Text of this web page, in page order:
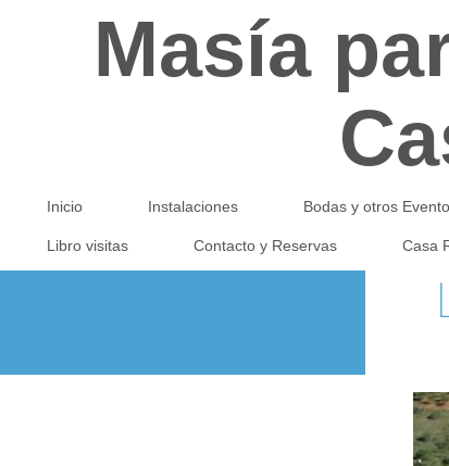
Masía
Inicio Instalaciones Bodas y otros
Libro visitas Contacto y Reservas Casa